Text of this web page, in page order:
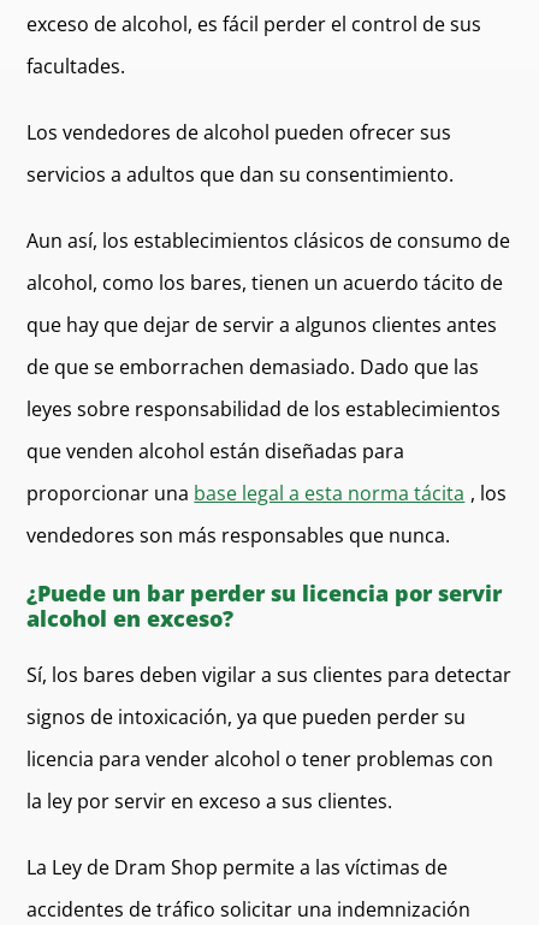
exceso de alcohol, es fácil perder el control de sus
facultades.
Los vendedores de alcohol pueden ofrecer sus
servicios a adultos que dan su consentimiento.
Aun así, los establecimientos clásicos de consumo de
alcohol, como los bares, tienen un acuerdo tácito de
que hay que dejar de servir a algunos clientes antes
de que se emborrachen demasiado. Dado que las
leyes sobre responsabilidad de los establecimientos
que venden alcohol están diseñadas para
proporcionar una base legal a esta norma tácita , los
vendedores son más responsables que nunca.
¿Puede un bar perder su licencia por servir
alcohol en exceso?
Sí, los bares deben vigilar a sus clientes para detectar
signos de intoxicación, ya que pueden perder su
licencia para vender alcohol o tener problemas con
la ley por servir en exceso a sus clientes.
La Ley de Dram Shop permite a las víctimas de
accidentes de tráfico solicitar una indemnización